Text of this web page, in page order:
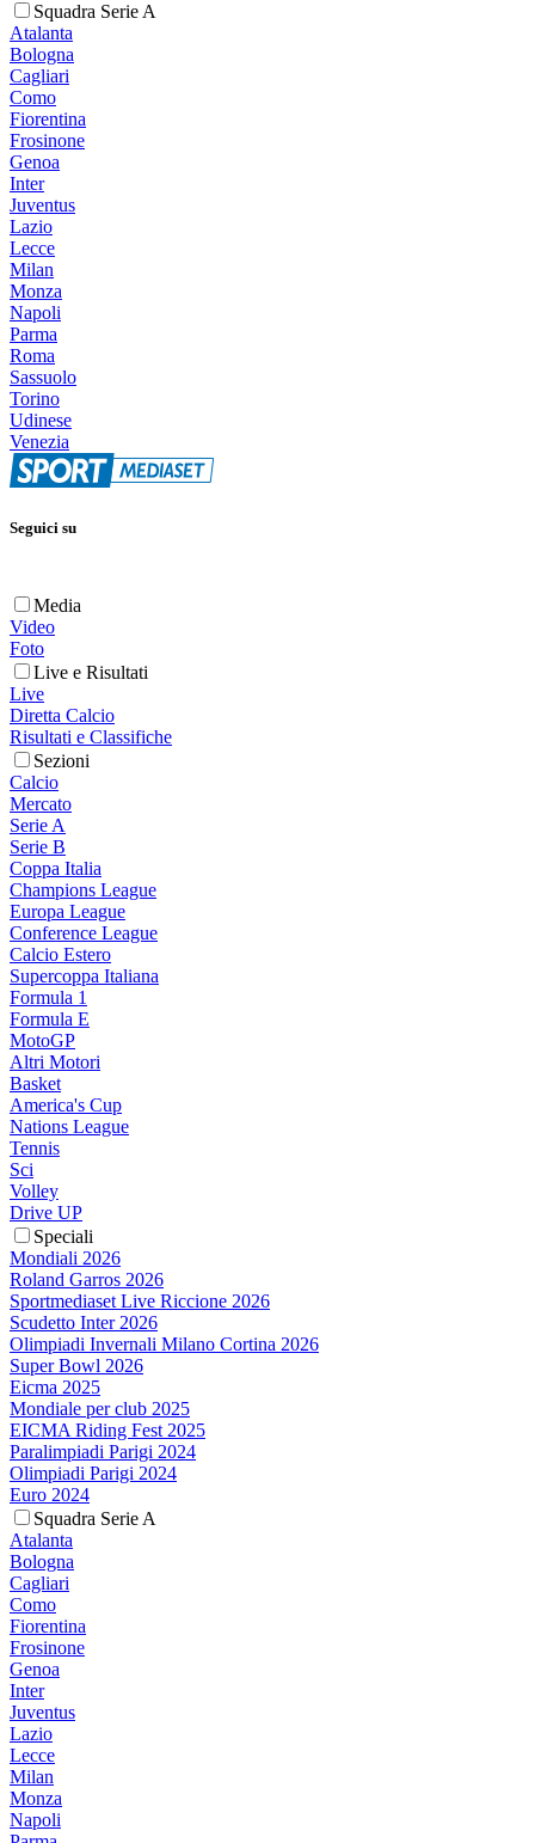
Squadra Serie A
Atalanta
Bologna
Cagliari
Como
Fiorentina
Frosinone
Genoa
Inter
Juventus
Lazio
Lecce
Milan
Monza
Napoli
Parma
Roma
Sassuolo
Torino
Udinese
Venezia
Seguici su
Media
Video
Foto
Live e Risultati
Live
Diretta Calcio
Risultati e Classifiche
Sezioni
Calcio
Mercato
Serie A
Serie B
Coppa Italia
Champions League
Europa League
Conference League
Calcio Estero
Supercoppa Italiana
Formula 1
Formula E
MotoGP
Altri Motori
Basket
America's Cup
Nations League
Tennis
Sci
Volley
Drive UP
Speciali
Mondiali 2026
Roland Garros 2026
Sportmediaset Live Riccione 2026
Scudetto Inter 2026
Olimpiadi Invernali Milano Cortina 2026
Super Bowl 2026
Eicma 2025
Mondiale per club 2025
EICMA Riding Fest 2025
Paralimpiadi Parigi 2024
Olimpiadi Parigi 2024
Euro 2024
Squadra Serie A
Atalanta
Bologna
Cagliari
Como
Fiorentina
Frosinone
Genoa
Inter
Juventus
Lazio
Lecce
Milan
Monza
Napoli